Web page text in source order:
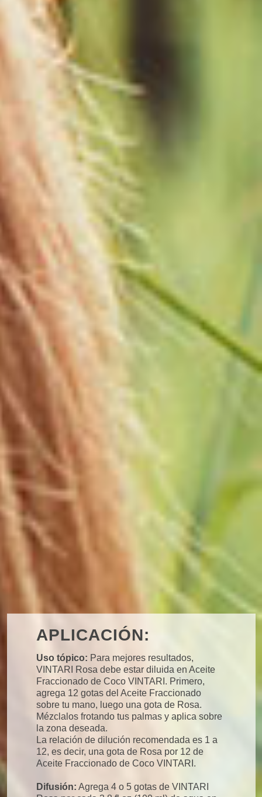
APLICACIÓN:
Uso tópico: Para mejores resultados,
VINTARI Rosa debe estar diluida en Aceite
Fraccionado de Coco VINTARI. Primero,
agrega 12 gotas del Aceite Fraccionado
sobre tu mano, luego una gota de Rosa.
Mézclalos frotando tus palmas y aplica sobre
la zona deseada.
La relación de dilución recomendada es 1 a
12, es decir, una gota de Rosa por 12 de
Aceite Fraccionado de Coco VINTARI.
Difusión: Agrega 4 o 5 gotas de VINTARI